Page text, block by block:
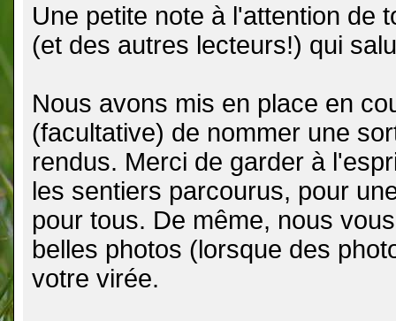
Une petite note à l'attention de
(et des autres lecteurs!) qui
Nous avons mis en place en
(facultative) de nommer une
rendus. Merci de garder à
les sentiers parcourus, pour
pour tous. De même, nous
belles photos (lorsque des
votre virée.